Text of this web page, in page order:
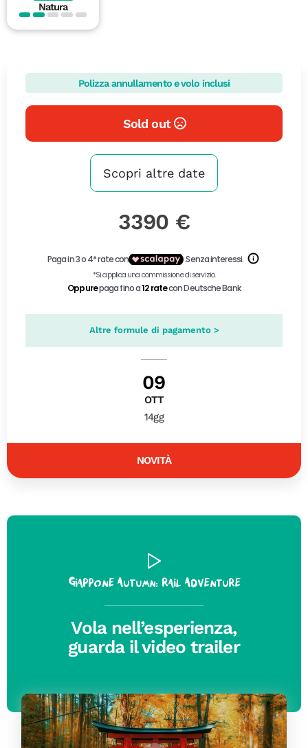
Natura
Polizza annullamento e volo inclusi
Sold out
Scopri altre date
3390 €
Altre formule di pagamento >
09
OTT
14gg
NOVITÀ
Giappone Autumn: Rail Adventure
Vola nell’esperienza,
guarda il video trailer